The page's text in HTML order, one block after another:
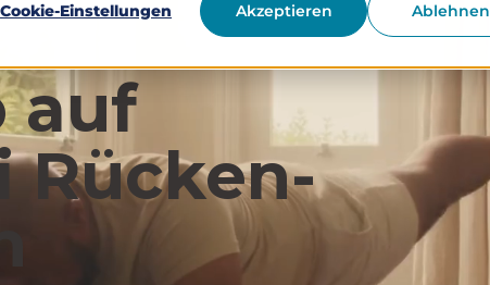
Cookie-Einstellungen
Akzeptieren Ablehnen
auf
Rücken­